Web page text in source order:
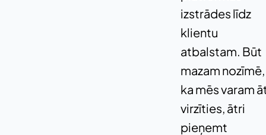
izstrādes līdz
klientu
atbalstam. Būt
mazam nozīmē,
ka mēs varam
virzīties, ātri
pieņemt